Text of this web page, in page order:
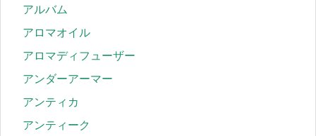
アルバム
アロマオイル
アロマディフューザー
アンダーアーマー
アンティカ
アンティーク